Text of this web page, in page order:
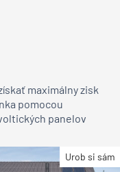
maximálny zisk
pomocou
panelov
Urob si sám